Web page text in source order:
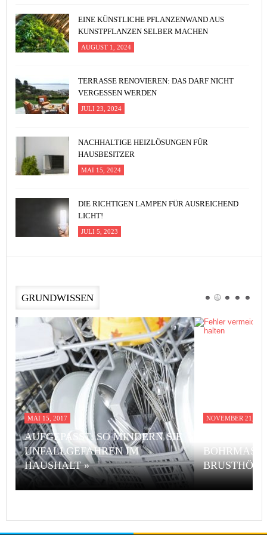
EINE KÜNSTLICHE PFLANZENWAND AUS
KUNSTPFLANZEN SELBER MACHEN
AUGUST 1, 2024
TERRASSE RENOVIEREN: DAS DARF NICHT
VERGESSEN WERDEN
JULI 23, 2024
NACHHALTIGE HEIZLÖSUNGEN FÜR
HAUSBESITZER
MAI 15, 2024
DIE RICHTIGEN LAMPEN FÜR AUSREICHEND
LICHT!
JULI 5, 2023
GRUNDWISSEN
MAI 15, 2017
AUFGEPASST: SO MINDERN SIE
UNFALLGEFAHREN IM
HAUSHALT »
NOVEMBER 21,